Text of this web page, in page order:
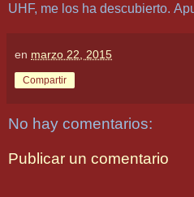
UHF, me los ha descubierto.
en marzo 22, 2015
Compartir
No hay comentarios:
Publicar un comentario